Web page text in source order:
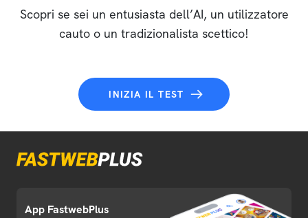
Scopri se sei un entusiasta dell’AI, un utilizzatore
cauto o un tradizionalista scettico!
INIZIA IL TEST
App FastwebPlus